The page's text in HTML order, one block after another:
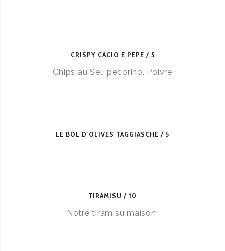
CRISPY CACIO E PEPE 5
Chips au Sel, pecorino, Poivre
LE BOL D’OLIVES TAGGIASCHE 5
TIRAMISU 10
Notre tiramisu maison